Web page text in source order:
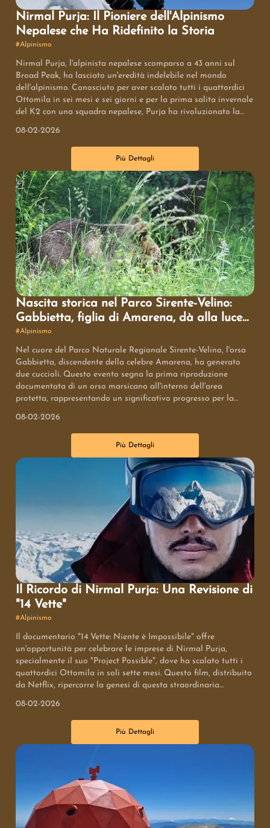
Nirmal Purja: Il Pioniere dell'Alpinismo
Nepalese che Ha Ridefinito la Storia
#Alpinismo
Nirmal Purja, l'alpinista nepalese scomparso a 43 anni sul
Broad Peak, ha lasciato un'eredità indelebile nel mondo
dell'alpinismo. Conosciuto per aver scalato tutti i quattordici
Ottomila in sei mesi e sei giorni e per la prima salita invernale
del K2 con una squadra nepalese, Purja ha rivoluzionato la
speciali britanniche, e la sua abilità comunicativa hanno
ispirato una nuova generazione di scalatori, dimostrando che i
limiti sono fatti per essere superati e che il Nepal ha un ruolo
da protagonista nell'alpinismo mondiale.
08-02-2026
Più Dettagli
Nascita storica nel Parco Sirente-Velino:
Gabbietta, figlia di Amarena, dà alla luce
due cuccioli
#Alpinismo
Nel cuore del Parco Naturale Regionale Sirente-Velino, l'orsa
Gabbietta, discendente della celebre Amarena, ha generato
due cuccioli. Questo evento segna la prima riproduzione
documentata di un orso marsicano all'interno dell'area
protetta, rappresentando un significativo progresso per la
08-02-2026
Più Dettagli
Il Ricordo di Nirmal Purja: Una Revisione di
"14 Vette"
#Alpinismo
Il documentario "14 Vette: Niente è Impossibile" offre
un'opportunità per celebrare le imprese di Nirmal Purja,
specialmente il suo "Project Possible", dove ha scalato tutti i
quattordici Ottomila in soli sette mesi. Questo film, distribuito
da Netflix, ripercorre la genesi di questa straordinaria
L'articolo sottolinea l'importanza di rivedere il film non solo
come tributo a un'incredibile performance atletica, ma anche
come richiamo al suo messaggio di umiltà e determinazione.
08-02-2026
Più Dettagli